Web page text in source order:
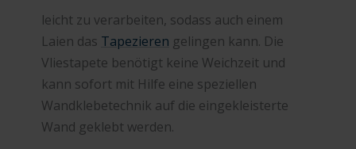
leicht zu verarbeiten, sodass auch einem
Laien das Tapezieren gelingen kann. Die
Vliestapete benötigt keine Weichzeit und
kann sofort mit Hilfe eine speziellen
Wandklebetechnik auf die eingekleisterte
Wand geklebt werden.